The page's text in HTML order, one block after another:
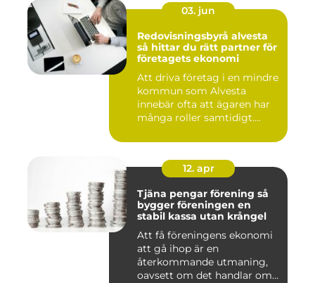
03. jun
Redovisningsbyrå alvesta
så hittar du rätt partner för
företagets ekonomi
Att driva företag i en mindre
kommun som Alvesta
innebär ofta att ägaren har
många roller samtidigt....
12. apr
Tjäna pengar förening så
bygger föreningen en
stabil kassa utan krångel
Att få föreningens ekonomi
att gå ihop är en
återkommande utmaning,
oavsett om det handlar om